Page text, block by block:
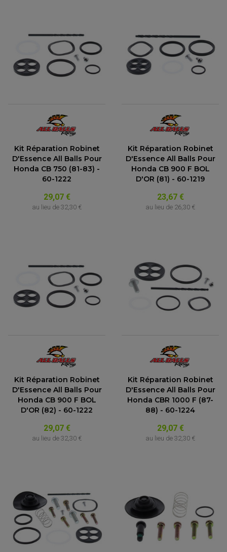
Kit Réparation Robinet
D'Essence All Balls Pour
Honda CB 750 (81-83) -
60-1222
29,07 €
au lieu de 32,30 €
Kit Réparation Robinet
D'Essence All Balls Pour
Honda CB 900 F BOL
D'OR (81) - 60-1219
23,67 €
au lieu de 26,30 €
Kit Réparation Robinet
D'Essence All Balls Pour
Honda CB 900 F BOL
D'OR (82) - 60-1222
29,07 €
au lieu de 32,30 €
Kit Réparation Robinet
D'Essence All Balls Pour
Honda CBR 1000 F (87-
88) - 60-1224
29,07 €
au lieu de 32,30 €